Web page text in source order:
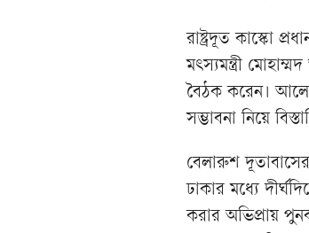
রাষ্ট্রদূত কাস্কো
মৎস্যমন্ত্রী
বৈঠক করেন।
সম্ভাবনা নিয়ে
বেলারুশ
ঢাকার মধ্যে
করার অভিপ্রায়